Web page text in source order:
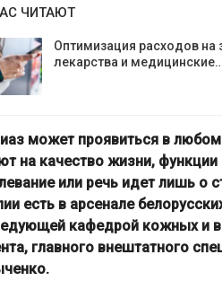
ЧИТАЮТ
Оптимизация расходов на
лекарства и медицинские…
может проявиться в
на качество жизни,
или речь идет лишь о
есть в арсенале
кафедрой кожных и
главного внештатного